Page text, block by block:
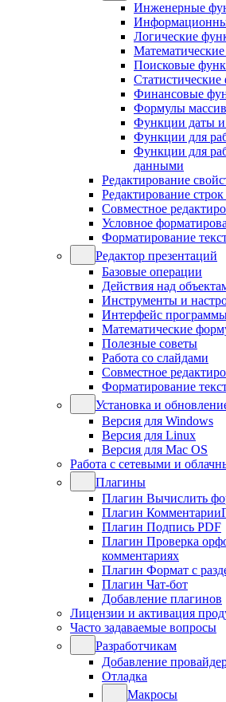
Инженерные
Логические
Поисковые
Финансовые
Формулы
Функции даты и
Функции для
Функции для
данными
Редактирование
Редактирование
Совместное
Условное
Форматирование
Редактор презентаций
Базовые операции
Действия над
Инструменты и
Интерфейс
Математические
Полезные советы
Работа со слайдами
Совместное
Форматирование
Установка и
Версия для Windows
Версия для Linux
Версия для Mac OS
Работа с сетевыми и
Плагины
Плагин Вычислить
Плагин
Плагин Подпись PDF
Плагин Проверка
комментариях
Плагин Формат с
Плагин Чат-бот
Добавление плагинов
Лицензии и активация
Часто задаваемые вопросы
Разработчикам
Добавление
Отладка
Макросы